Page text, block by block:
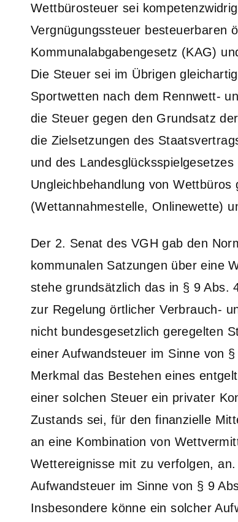
Wettbürosteuer sei
Vergnügungssteuer besteuerbaren
Kommunalabgabengesetz (KAG)
Die Steuer sei im Übrigen
Sportwetten nach dem Rennwett-
die Steuer gegen den Grundsatz
die Zielsetzungen des
und des
Ungleichbehandlung von
(Wettannahmestelle, Onlinewette)
Der 2. Senat des VGH gab den
kommunalen Satzungen über eine
stehe grundsätzlich das in § 9 Abs.
zur Regelung örtlicher Verbrauch-
nicht bundesgesetzlich geregelten
einer Aufwandsteuer im Sinne von
Merkmal das Bestehen eines
einer solchen Steuer ein privater
Zustands sei, für den finanzielle
an eine Kombination von
Wettereignisse mit zu verfolgen,
Aufwandsteuer im Sinne von § 9
Insbesondere könne ein solcher